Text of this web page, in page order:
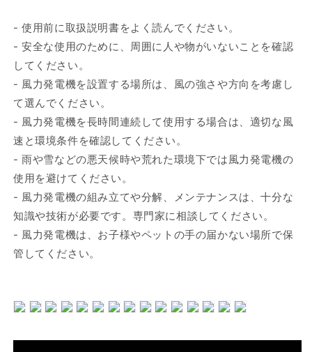
- 使用前に取扱説明書をよく読んでください。
- 安全な使用のために、周囲に人や物がいないことを確認
してください。
- 風力発電機を設置する場所は、風の強さや方向を考慮し
て選んでください。
- 風力発電機を長時間連続して使用する場合は、適切な風
速と環境条件を確認してください。
- 雨や雪などの悪天候時や荒れた環境下では風力発電機の
使用を避けてください。
- 風力発電機の組み立てや分解、メンテナンスは、十分な
知識や技術が必要です。専門家に相談してください。
- 風力発電機は、お子様やペットの手の届かない場所で保
管してください。